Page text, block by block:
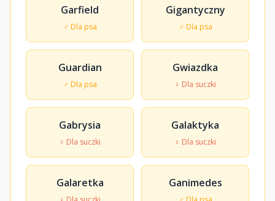
Garfield
♂ Dla psa
Gigantyczny
♂ Dla psa
Guardian
♂ Dla psa
Gwiazdka
♀ Dla suczki
Gabrysia
♀ Dla suczki
Galaktyka
♀ Dla suczki
Galaretka Ganimedes